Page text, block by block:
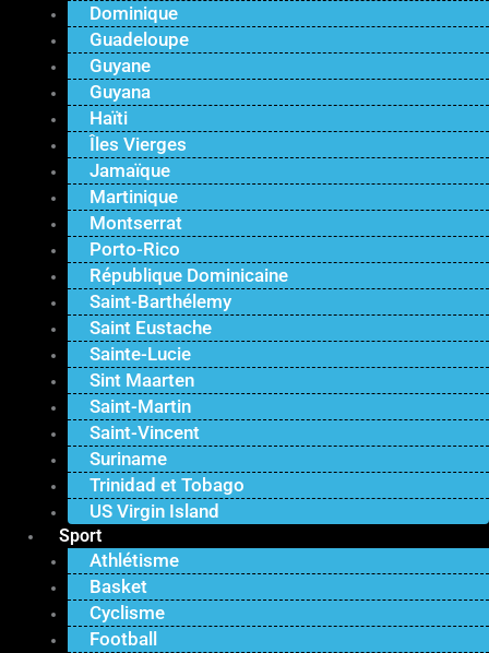
Dominique
Guadeloupe
Guyane
Guyana
Haïti
Îles Vierges
Jamaïque
Martinique
Montserrat
Porto-Rico
République Dominicaine
Saint-Barthélemy
Saint Eustache
Sainte-Lucie
Sint Maarten
Saint-Martin
Saint-Vincent
Suriname
Trinidad et Tobago
US Virgin Island
Sport
Athlétisme
Basket
Cyclisme
Football